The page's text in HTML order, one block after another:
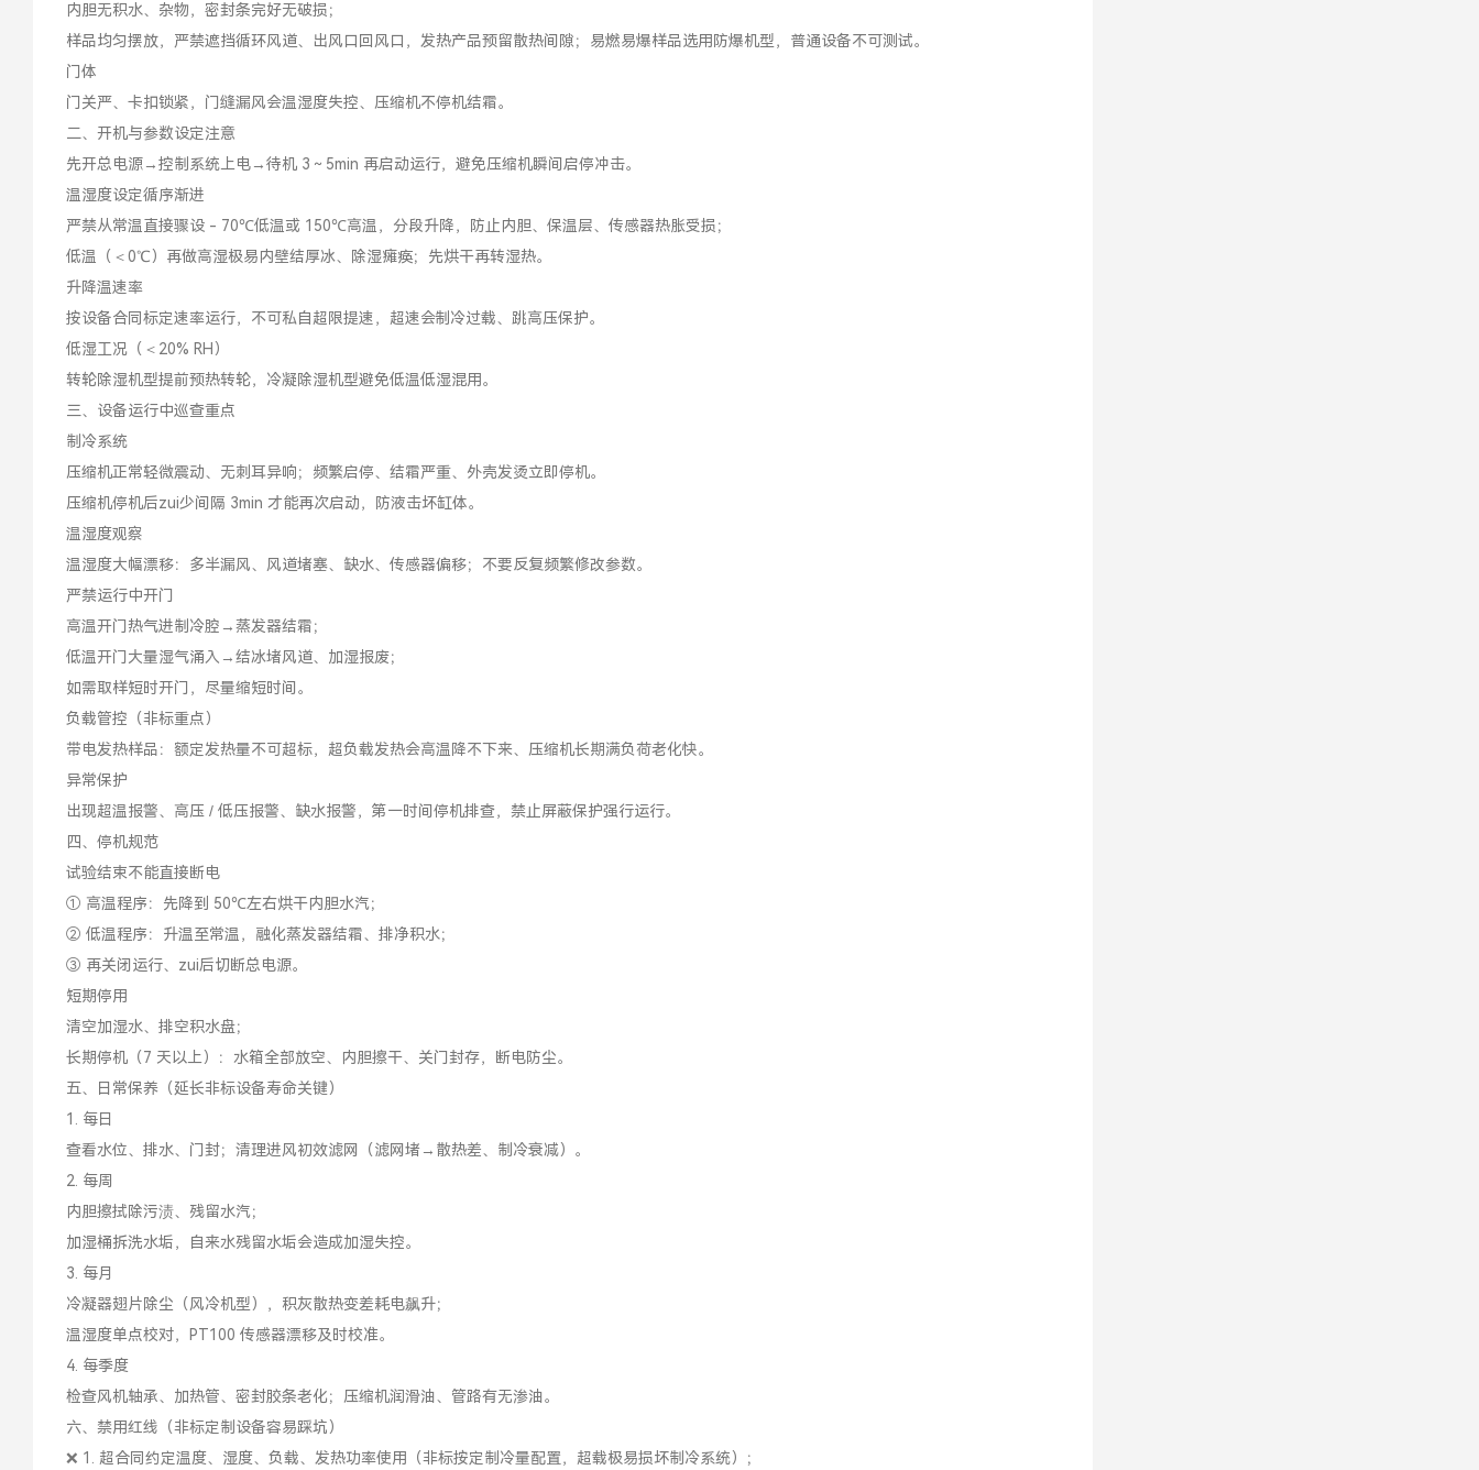
内胆无积水、杂物，密封条完好无破损；
样品均匀摆放，严禁遮挡循环风道、出风口回风口，发热产品预留散热间隙；易燃易爆样品选用防爆机型，普通设备不可测试。
门体
门关严、卡扣锁紧，门缝漏风会温湿度失控、压缩机不停机结霜。
二、开机与参数设定注意
先开总电源→控制系统上电→待机 3～5min 再启动运行，避免压缩机瞬间启停冲击。
温湿度设定循序渐进
严禁从常温直接骤设 - 70℃低温或 150℃高温，分段升降，防止内胆、保温层、传感器热胀受损；
低温（＜0℃）再做高湿极易内壁结厚冰、除湿瘫痪；先烘干再转湿热。
升降温速率
按设备合同标定速率运行，不可私自超限提速，超速会制冷过载、跳高压保护。
低湿工况（＜20% RH）
转轮除湿机型提前预热转轮，冷凝除湿机型避免低温低湿混用。
三、设备运行中巡查重点
制冷系统
压缩机正常轻微震动、无刺耳异响；频繁启停、结霜严重、外壳发烫立即停机。
压缩机停机后zui少间隔 3min 才能再次启动，防液击坏缸体。
温湿度观察
温湿度大幅漂移：多半漏风、风道堵塞、缺水、传感器偏移；不要反复频繁修改参数。
严禁运行中开门
高温开门热气进制冷腔→蒸发器结霜；
低温开门大量湿气涌入→结冰堵风道、加湿报废；
如需取样短时开门，尽量缩短时间。
负载管控（非标重点）
带电发热样品：额定发热量不可超标，超负载发热会高温降不下来、压缩机长期满负荷老化快。
异常保护
出现超温报警、高压 / 低压报警、缺水报警，第一时间停机排查，禁止屏蔽保护强行运行。
四、停机规范
试验结束不能直接断电
① 高温程序：先降到 50℃左右烘干内胆水汽；
② 低温程序：升温至常温，融化蒸发器结霜、排净积水；
③ 再关闭运行、zui后切断总电源。
短期停用
清空加湿水、排空积水盘；
长期停机（7 天以上）：水箱全部放空、内胆擦干、关门封存，断电防尘。
五、日常保养（延长非标设备寿命关键）
1. 每日
查看水位、排水、门封；清理进风初效滤网（滤网堵→散热差、制冷衰减）。
2. 每周
内胆擦拭除污渍、残留水汽；
加湿桶拆洗水垢，自来水残留水垢会造成加湿失控。
3. 每月
冷凝器翅片除尘（风冷机型），积灰散热变差耗电飙升；
温湿度单点校对，PT100 传感器漂移及时校准。
4. 每季度
检查风机轴承、加热管、密封胶条老化；压缩机润滑油、管路有无渗油。
六、禁用红线（非标定制设备容易踩坑）
❌ 1. 超合同约定温度、湿度、负载、发热功率使用（非标按定制冷量配置，超载极易损坏制冷系统）；